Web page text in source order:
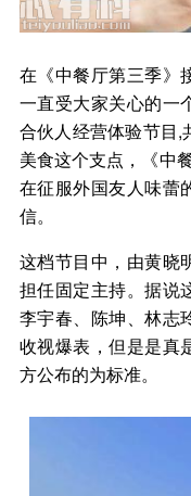
在《中餐厅第三季》
一直受大家关心的一
合伙人经营体验节目,
美食这个支点，《中
在征服外国友人味蕾
信。
这档节目中，由黄晓
担任固定主持。据说
李宇春、陈坤、林志
收视爆表，但是是真
方公布的为标准。